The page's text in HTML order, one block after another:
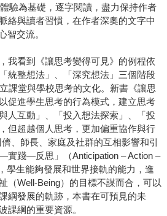
驗為基礎，逐字閱讀，盡力保持作者
絡與讀者習慣，在作者深奧的文字中
智交流。
我看到《讓思考變得可見》的例程依
統整想法」、「深究想法」三個階段
課堂與學校思考的文化。新書《讓思
促進學生思考的行為模式，建立思考
人互動」、「投入想法探索」、「投
但超越個人思考，更加偏重協作與行
、師長、家庭及社群的互相影響和引
實踐—反思」（Anticipation – Action –
學生能夠發展和世界接軌的能力，進
（Well-Being）的目標不謀而合，可以
綱發展的軌跡，本書在可預見的未
課綱的重要資源。